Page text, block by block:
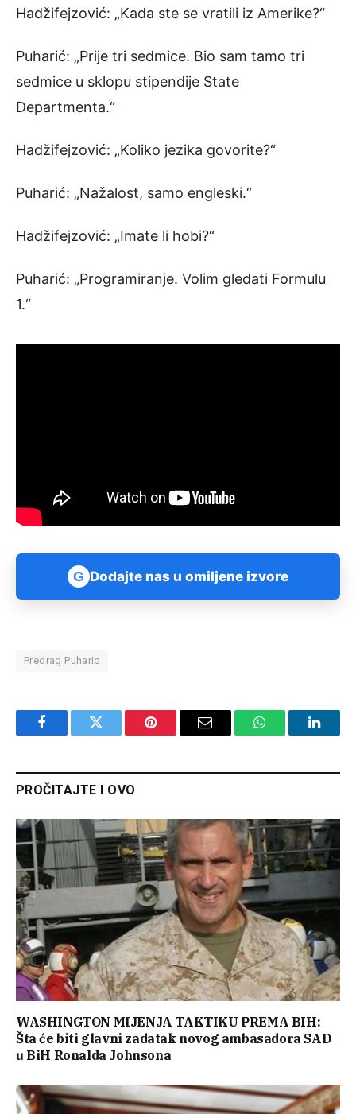
Hadžifejzović: „Kada ste se vratili iz Amerike?“
Puharić: „Prije tri sedmice. Bio sam tamo tri
sedmice u sklopu stipendije State
Departmenta.“
Hadžifejzović: „Koliko jezika govorite?“
Puharić: „Nažalost, samo engleski.“
Hadžifejzović: „Imate li hobi?“
Puharić: „Programiranje. Volim gledati Formulu
1.“
G Dodajte nas u omiljene izvore
Predrag Puharic
FacebookTwitter Pinterest Email WhatsApp
PROČITAJTE I OVO
WASHINGTON MIJENJA TAKTIKU PREMA BIH:
Šta će biti glavni zadatak novog ambasadora SAD
u BiH Ronalda Johnsona